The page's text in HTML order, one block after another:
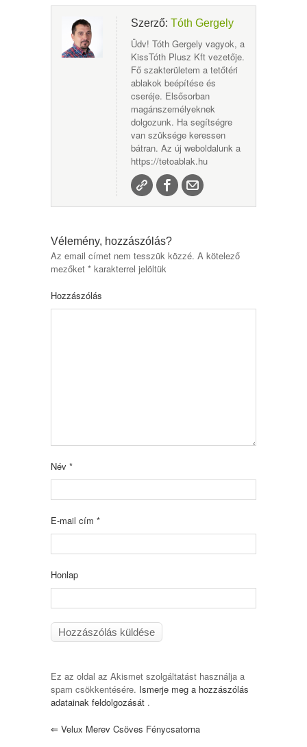
Szerző: Tóth Gergely
Üdv! Tóth Gergely vagyok, a
KissTóth Plusz Kft vezetője.
Fő szakterületem a tetőtéri
ablakok beépítése és
cseréje. Elsősorban
magánszemélyeknek
dolgozunk. Ha segítségre
van szüksége keressen
bátran. Az új weboldalunk a
https://tetoablak.hu
Vélemény, hozzászólás?
Az email címet nem tesszük közzé. A kötelező
mezőket * karakterrel jelöltük
Hozzászólás
Név *
E-mail cím *
Honlap
Ez az oldal az Akismet szolgáltatást használja a
spam csökkentésére. Ismerje meg a hozzászólás
adatainak feldolgozását .
⇐ Velux Merev Csöves Fénycsatorna